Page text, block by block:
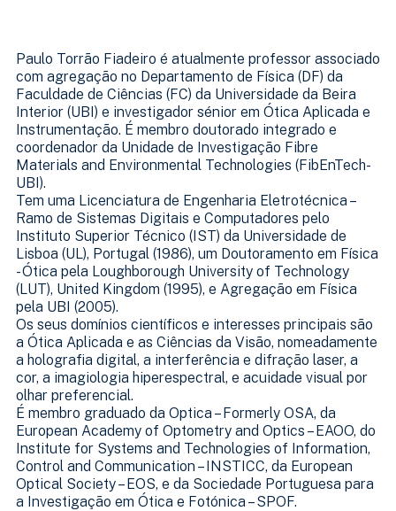
Paulo Torrão Fiadeiro é atualmente professor associado
com agregação no Departamento de Física (DF) da
Faculdade de Ciências (FC) da Universidade da Beira
Interior (UBI) e investigador sénior em Ótica Aplicada e
Instrumentação. É membro doutorado integrado e
coordenador da Unidade de Investigação Fibre
Materials and Environmental Technologies (FibEnTech-
UBI).
Tem uma Licenciatura de Engenharia Eletrotécnica –
Ramo de Sistemas Digitais e Computadores pelo
Instituto Superior Técnico (IST) da Universidade de
Lisboa (UL), Portugal (1986), um Doutoramento em Física
- Ótica pela Loughborough University of Technology
(LUT), United Kingdom (1995), e Agregação em Física
pela UBI (2005).
Os seus domínios científicos e interesses principais são
a Ótica Aplicada e as Ciências da Visão, nomeadamente
a holografia digital, a interferência e difração laser, a
cor, a imagiologia hiperespectral, e acuidade visual por
olhar preferencial.
É membro graduado da Optica – Formerly OSA, da
European Academy of Optometry and Optics – EAOO, do
Institute for Systems and Technologies of Information,
Control and Communication – INSTICC, da European
Optical Society – EOS, e da Sociedade Portuguesa para
a Investigação em Ótica e Fotónica – SPOF.